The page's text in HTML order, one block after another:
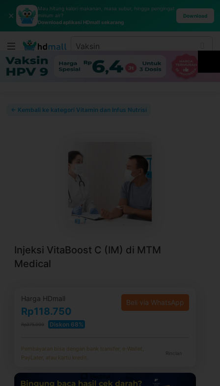
✕
Mau hitung kalori makanan, masa subur, hingga pengingat
minum air?
Download aplikasi HDmall sekarang
Download
← Kembali ke kategori Vitamin dan Infus Nutrisi
Injeksi VitaBoost C (IM) di MTM
Medical
Harga HDmall
Rp118.750
Rp375.000 Diskon 68%
Beli via WhatsApp
Pembayaran bisa dengan bank transfer, e-Wallet,
PayLater, atau kartu kredit.
Rincian